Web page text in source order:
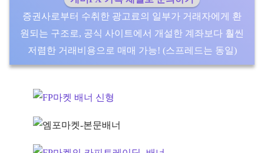
증권사로부터 수취한 광고료의 일부가 거래자에게 환
원되는 구조로, 공식 사이트에서 개설한 계좌보다 훨씬
저렴한 거래비용으로 매매 가능! (스프레드는 동일)